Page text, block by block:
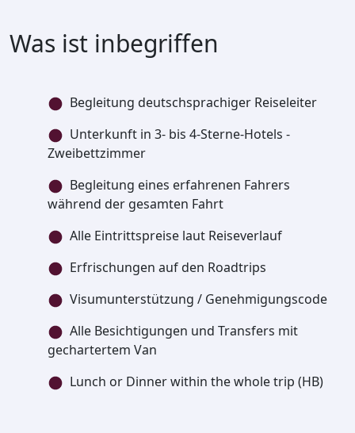
Was ist inbegriffen
Begleitung deutschsprachiger Reiseleiter
Unterkunft in 3- bis 4-Sterne-Hotels -
Zweibettzimmer
Begleitung eines erfahrenen Fahrers
während der gesamten Fahrt
Alle Eintrittspreise laut Reiseverlauf
Erfrischungen auf den Roadtrips
Visumunterstützung / Genehmigungscode
Alle Besichtigungen und Transfers mit
gechartertem Van
Lunch or Dinner within the whole trip (HB)